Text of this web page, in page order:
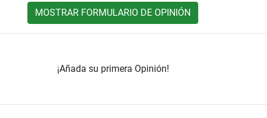
MOSTRAR FORMULARIO DE OPINIÓN
¡Añada su primera Opinión!